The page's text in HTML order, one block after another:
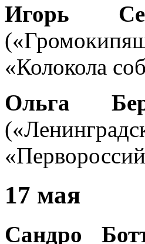
Игорь
«Колокола
Ольга
17 мая
Сандро